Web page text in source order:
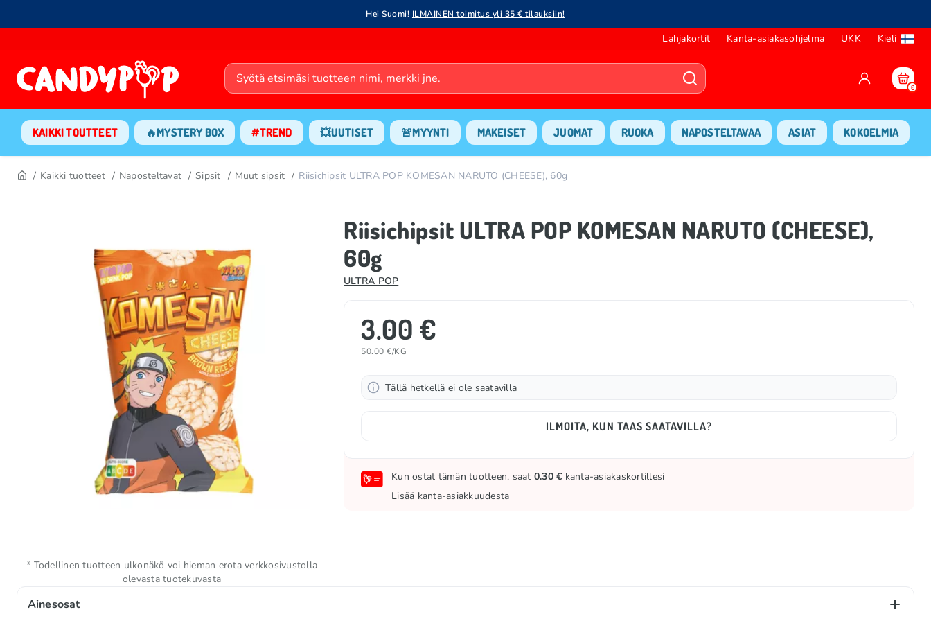
Hei Suomi! ILMAINEN toimitus yli 35 € tilauksiin!
Lahjakortit Kanta-asiakasohjelma UKK Kieli
0
KAIKKI TOUTTEET 🔥MYSTERY BOX #TREND 💥UUTISET 🚨MYYNTI MAKEISET JUOMAT RUOKA NAPOSTELTAVAA ASIAT KOKOELMIA
Kaikki tuotteet Naposteltavat Sipsit Muut sipsit Riisichipsit ULTRA POP KOMESAN NARUTO (CHEESE), 60g
Riisichipsit ULTRA POP KOMESAN NARUTO (CHEESE),
60g
ULTRA POP
3.00 €
50.00 €/KG
Tällä hetkellä ei ole saatavilla
ILMOITA, KUN TAAS SAATAVILLA?
Kun ostat tämän tuotteen, saat 0.30 € kanta-asiakaskortillesi
Lisää kanta-asiakkuudesta
Ainesosat
* Todellinen tuotteen ulkonäkö voi hieman erota verkkosivustolla
olevasta tuotekuvasta